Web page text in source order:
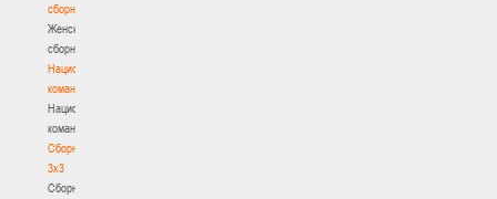
сборные
Женские
сборные
Национальная
команда
Национальная
команда
Сборные
3х3
Сборные